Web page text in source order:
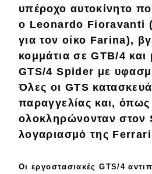
Τεχνολογία
Mobility
Σταθμοί φόρτισης
Classic
Νέα
Παρουσιάσεις
υπέροχο αυτοκίνητο
ο Leonardo Fioravanti
για τον οίκο Farina),
κομμάτια σε GTB/4 και
GTS/4 Spider με
Όλες οι GTS
παραγγελίας και, όπως
ολοκληρώνονταν στον
λογαριασμό της
ΟιεργοστασιακέςGTS/4